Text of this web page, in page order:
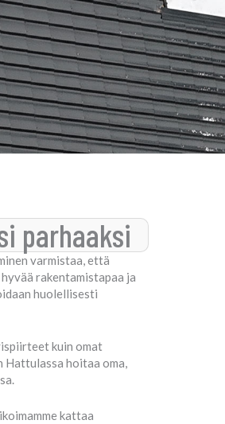
parhaaksi
varmistaa, että
rakentamistapaa ja
huolellisesti
kuin omat
Hattulassa hoitaa oma,
kattaa